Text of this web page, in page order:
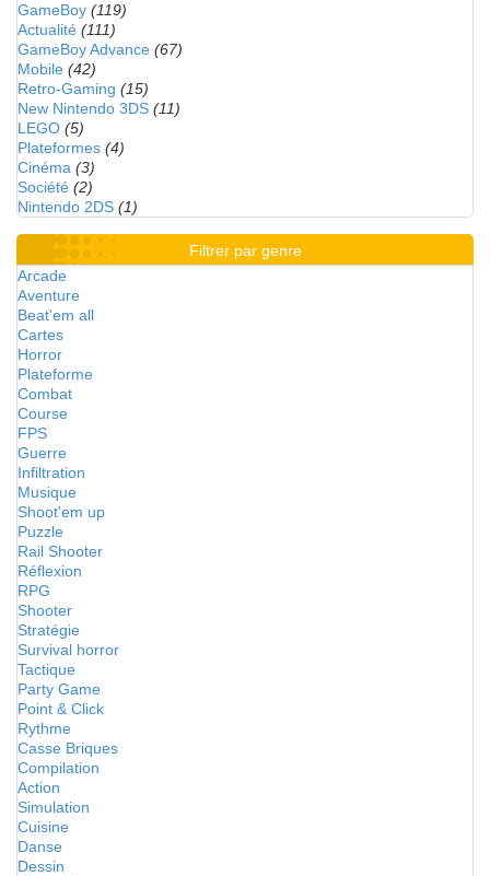
GameBoy (119)
Actualité (111)
GameBoy Advance (67)
Mobile (42)
Retro-Gaming (15)
New Nintendo 3DS (11)
LEGO (5)
Plateformes (4)
Cinéma (3)
Société (2)
Nintendo 2DS (1)
Filtrer par genre
Arcade
Aventure
Beat'em all
Cartes
Horror
Plateforme
Combat
Course
FPS
Guerre
Infiltration
Musique
Shoot'em up
Puzzle
Rail Shooter
Réflexion
RPG
Shooter
Stratégie
Survival horror
Tactique
Party Game
Point & Click
Rythme
Casse Briques
Compilation
Action
Simulation
Cuisine
Danse
Dessin